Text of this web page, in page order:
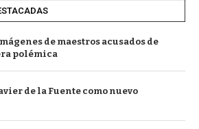
de maestros acusados de
polémica
de la Fuente como nuevo